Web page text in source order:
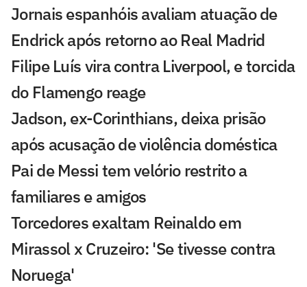
Jornais espanhóis avaliam atuação de
Endrick após retorno ao Real Madrid
Filipe Luís vira contra Liverpool, e torcida
do Flamengo reage
Jadson, ex-Corinthians, deixa prisão
após acusação de violência doméstica
Pai de Messi tem velório restrito a
familiares e amigos
Torcedores exaltam Reinaldo em
Mirassol x Cruzeiro: 'Se tivesse contra
Noruega'